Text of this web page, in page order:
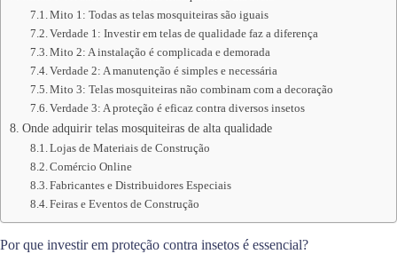
Mito 1: Todas as telas mosquiteiras são iguais
Verdade 1: Investir em telas de qualidade faz a diferença
Mito 2: A instalação é complicada e demorada
Verdade 2: A manutenção é simples e necessária
Mito 3: Telas mosquiteiras não combinam com a decoração
Verdade 3: A proteção é eficaz contra diversos insetos
Onde adquirir telas mosquiteiras de alta qualidade
Lojas de Materiais de Construção
Comércio Online
Fabricantes e Distribuidores Especiais
Feiras e Eventos de Construção
Por que investir em proteção contra insetos é essencial?